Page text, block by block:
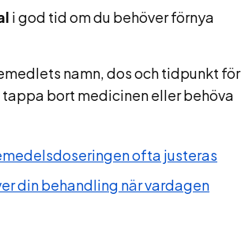
i god tid om du behöver förnya
namn, dos och tidpunkt för
bort medicinen eller behöva
ofta justeras
din behandling när vardagen